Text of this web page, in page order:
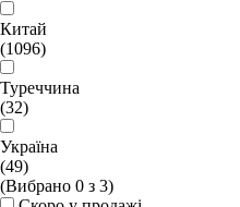
Китай
(1096)
Туреччина
(32)
Україна
(49)
(Вибрано 0 з 3)